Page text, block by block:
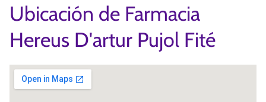
Ubicación de Farmacia
Hereus D'artur Pujol Fité